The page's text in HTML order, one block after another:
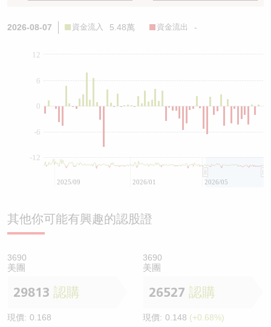
2026-08-07 資金流入 5.48萬 資金流出 -
0
-12
-6
6
12
2025/09 2026/01 2026/05
其他你可能有興趣的認股證
3690
美團
29813 認購
現價: 0.168
3690
美團
26527 認購
現價: 0.148 (+0.68%)